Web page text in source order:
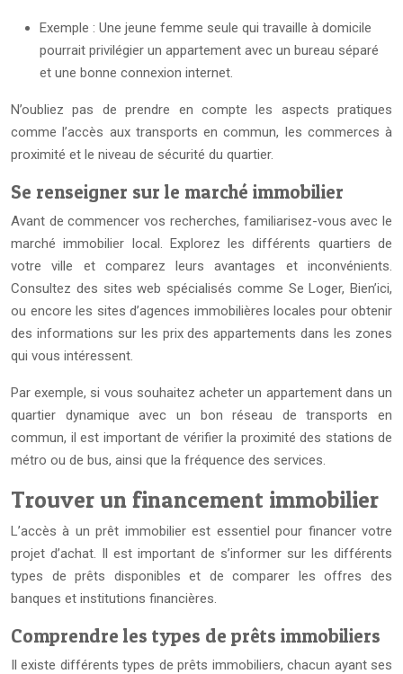
Exemple : Une jeune femme seule qui travaille à domicile
pourrait privilégier un appartement avec un bureau séparé
et une bonne connexion internet.
N’oubliez pas de prendre en compte les aspects pratiques
comme l’accès aux transports en commun, les commerces à
proximité et le niveau de sécurité du quartier.
Se renseigner sur le marché immobilier
Avant de commencer vos recherches, familiarisez-vous avec le
marché immobilier local. Explorez les différents quartiers de
votre ville et comparez leurs avantages et inconvénients.
Consultez des sites web spécialisés comme Se Loger, Bien’ici,
ou encore les sites d’agences immobilières locales pour obtenir
des informations sur les prix des appartements dans les zones
qui vous intéressent.
Par exemple, si vous souhaitez acheter un appartement dans un
quartier dynamique avec un bon réseau de transports en
commun, il est important de vérifier la proximité des stations de
métro ou de bus, ainsi que la fréquence des services.
Trouver un financement immobilier
L’accès à un prêt immobilier est essentiel pour financer votre
projet d’achat. Il est important de s’informer sur les différents
types de prêts disponibles et de comparer les offres des
banques et institutions financières.
Comprendre les types de prêts immobiliers
Il existe différents types de prêts immobiliers, chacun ayant ses